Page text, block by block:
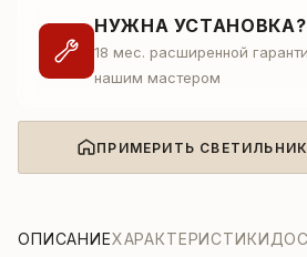
НУЖНА УСТАНОВКА?
18 мес. расширенной
нашим мастером
ПРИМЕРИТЬ
ОПИСАНИЕХАРАКТЕРИСТИКИ